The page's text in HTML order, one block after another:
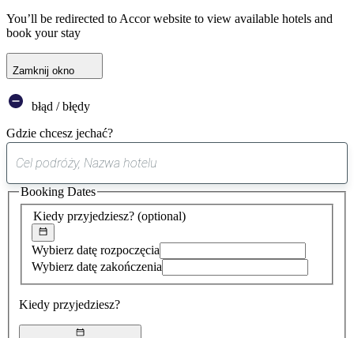
You’ll be redirected to Accor website to view available hotels and
book your stay
Zamknij okno
błąd / błędy
Gdzie chcesz jechać?
sugestia
została
znaleziona
Kiedy przyjedziesz? (optional)
Wybierz datę rozpoczęcia
Wybierz datę zakończenia
Kiedy przyjedziesz?
Booking Dates